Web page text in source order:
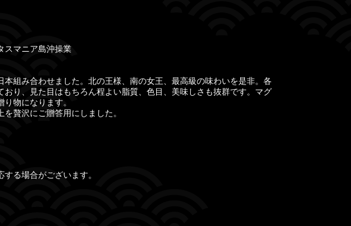
スマニア島沖操業
組み合わせました。北の王様、南の女王、最高級の味わいを是非。各
り、見た目はもちろん程よい脂質、色目、美味しさも抜群です。マグ
物になります。
贅沢にご贈答用にしました。
る場合がございます。